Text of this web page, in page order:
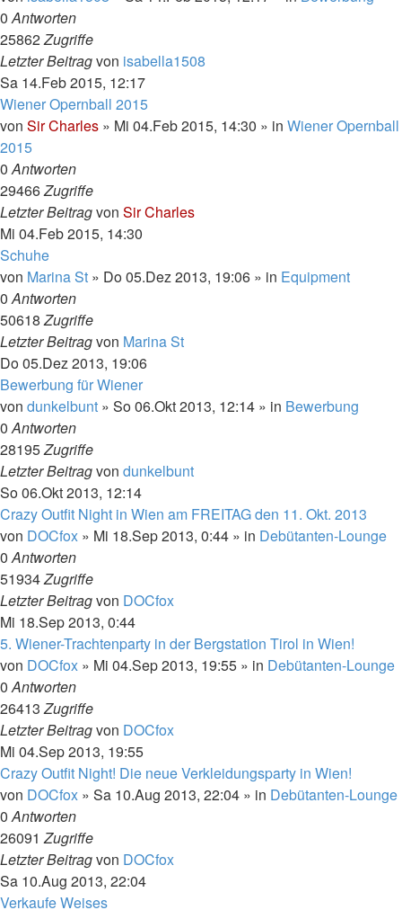
0Antworten
25862Zugriffe
Letzter Beitragvon isabella1508
Sa 14.Feb 2015, 12:17
Wiener Opernball 2015
von Sir Charles » Mi 04.Feb 2015, 14:30 » in Wiener Opernball
2015
0Antworten
29466Zugriffe
Letzter Beitragvon Sir Charles
Mi 04.Feb 2015, 14:30
Schuhe
von Marina St » Do 05.Dez 2013, 19:06 » in Equipment
0Antworten
50618Zugriffe
Letzter Beitragvon Marina St
Do 05.Dez 2013, 19:06
Bewerbung für Wiener
von dunkelbunt » So 06.Okt 2013, 12:14 » in Bewerbung
0Antworten
28195Zugriffe
Letzter Beitragvon dunkelbunt
So 06.Okt 2013, 12:14
Crazy Outfit Night in Wien am FREITAG den 11. Okt. 2013
von DOCfox » Mi 18.Sep 2013, 0:44 » in Debütanten-Lounge
0Antworten
51934Zugriffe
Letzter Beitragvon DOCfox
Mi 18.Sep 2013, 0:44
5. Wiener-Trachtenparty in der Bergstation Tirol in Wien!
von DOCfox » Mi 04.Sep 2013, 19:55 » in Debütanten-Lounge
0Antworten
26413Zugriffe
Letzter Beitragvon DOCfox
Mi 04.Sep 2013, 19:55
Crazy Outfit Night! Die neue Verkleidungsparty in Wien!
von DOCfox » Sa 10.Aug 2013, 22:04 » in Debütanten-Lounge
0Antworten
26091Zugriffe
Letzter Beitragvon DOCfox
Sa 10.Aug 2013, 22:04
Verkaufe Weises